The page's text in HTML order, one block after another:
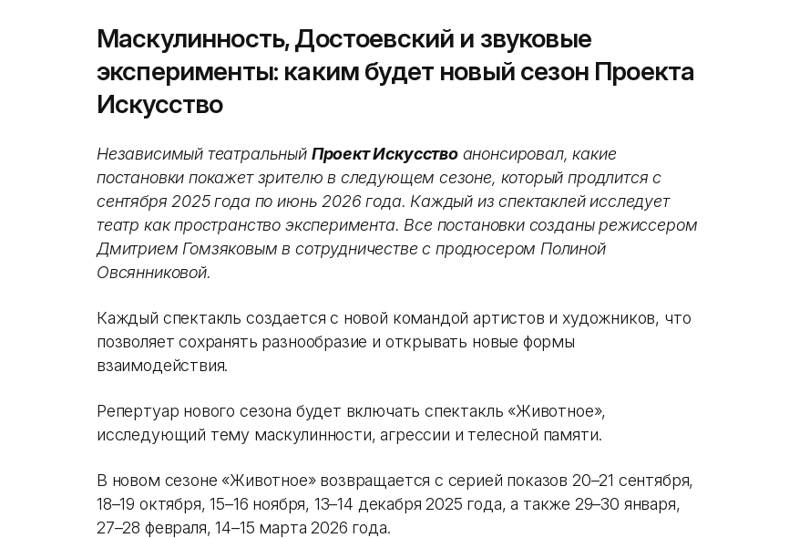
Маскулинность, Достоевский и звуковые
эксперименты: каким будет новый сезон Проекта
Искусство
Независимый театральный Проект Искусствоанонсировал, какие
постановки покажет зрителю в следующем сезоне, который продлится с
сентября 2025 года по июнь 2026 года. Каждый из спектаклей исследует
театр как пространство эксперимента. Все постановки созданы режиссером
Дмитрием Гомзяковым в сотрудничестве с продюсером Полиной
Овсянниковой.
Каждый спектакль создается с новой командой артистов и художников, что
позволяет сохранять разнообразие и открывать новые формы
взаимодействия.
Репертуар нового сезона будет включать спектакль «Животное»,
исследующий тему маскулинности, агрессии и телесной памяти.
В новом сезоне «Животное» возвращается с серией показов 20–21 сентября,
18–19 октября, 15–16 ноября, 13–14 декабря 2025 года, а также 29–30 января,
27–28 февраля, 14–15 марта 2026 года.